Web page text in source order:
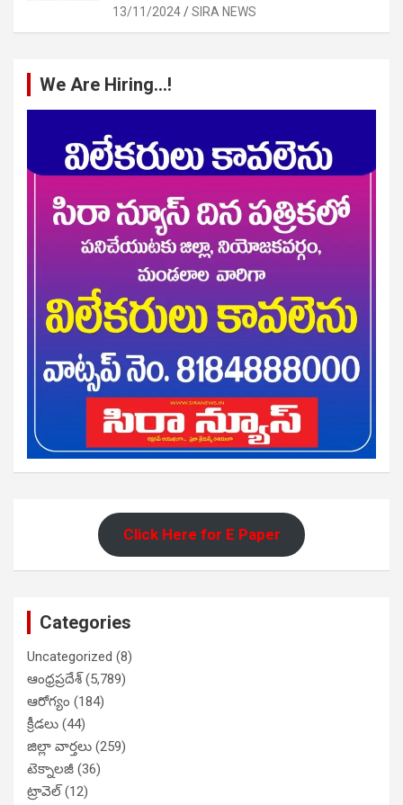
13/11/2024 SIRA NEWS
We Are Hiring…!
Click Here for E Paper
Categories
Uncategorized (8)
ఆంధ్రప్రదేశ్(5,789)
ఆరోగ్యం (184)
క్రీడలు (44)
జిల్లా వార్తలు (259)
టెక్నాలజీ (36)
ట్రావెల్(12)